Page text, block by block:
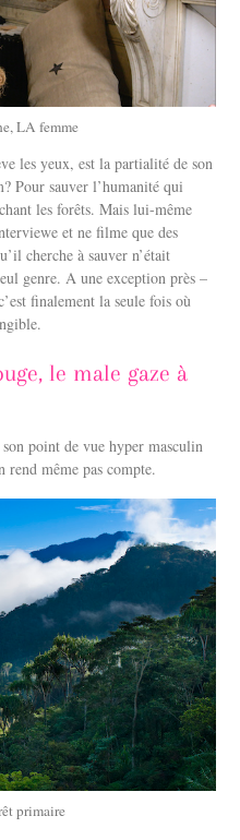
LA femme
les yeux, est la partialité de son
Pour sauver l’humanité qui
les forêts. Mais lui-même
et ne filme que des
cherche à sauver n’était
genre. A une exception près –
finalement la seule fois où
le male gaze à
point de vue hyper masculin
rend même pas compte.
primaire